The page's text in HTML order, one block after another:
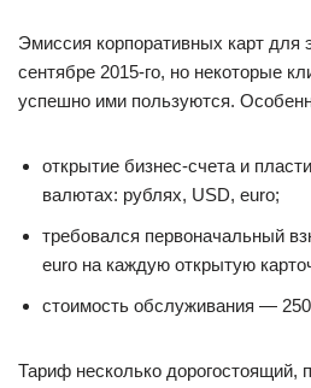
Эмиссия корпоративных карт для
сентябре 2015-го, но некоторые
успешно ими пользуются.
открытие бизнес-счета и
валютах: рублях, USD, euro;
требовался первоначальный
euro на каждую открытую
стоимость обслуживания —
Тариф несколько дорогостоящий,